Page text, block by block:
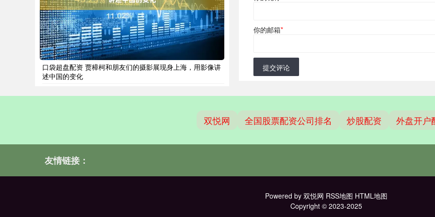
你的邮箱*
提交评论
口袋超盘配资 贾樟柯和朋友们的摄影展现身上海，用影像讲
述中国的变化
双悦网 全国股票配资公司排名 炒股配资 外盘开户
友情链接：
Powered by 双悦网 RSS地图 HTML地图
Copyright © 2023-2025